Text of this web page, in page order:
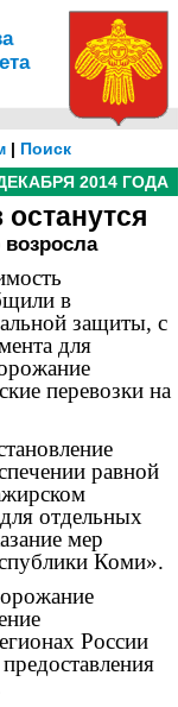
| Поиск
2014 ГОДА
в
защиты, с
для
перевозки на
равной
отдельных
мер
Коми».
России